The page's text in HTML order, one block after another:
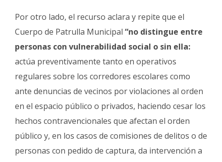
Por otro lado, el recurso aclara y repite que el
Cuerpo de Patrulla Municipal “no distingue entre
personas con vulnerabilidad social o sin ella:
actúa preventivamente tanto en operativos
regulares sobre los corredores escolares como
ante denuncias de vecinos por violaciones al orden
en el espacio público o privados, haciendo cesar los
hechos contravencionales que afectan el orden
público y, en los casos de comisiones de delitos o de
personas con pedido de captura, da intervención a